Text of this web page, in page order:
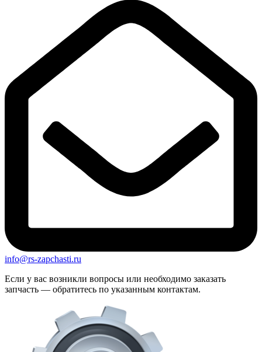
info@rs-zapchasti.ru
Если у вас возникли вопросы или необходимо заказать
запчасть — обратитесь по указанным контактам.